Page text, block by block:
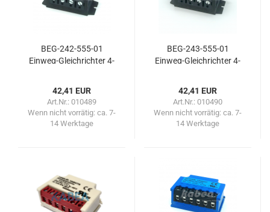
BEG-​242-​555-01
Einweg-​​Gleich­rich­ter 4-​
42,41 EUR
Art.Nr.: 010489
Wenn nicht vorrätig: ca. 7-
14 Werktage
BEG-​243-​555-01
Einweg-​​Gleich­rich­ter 4-​
42,41 EUR
Art.Nr.: 010490
Wenn nicht vorrätig: ca. 7-
14 Werktage